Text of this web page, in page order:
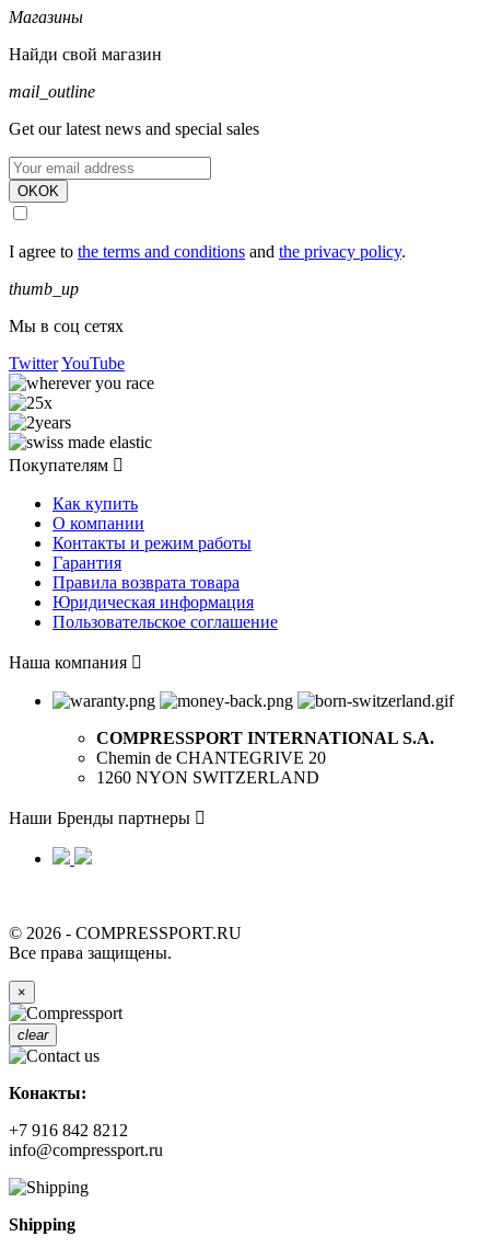
Магазины
Найди свой магазин
mail_outline
Get our latest news and special sales
OKOK
I agree to the terms and conditions and the privacy policy.
thumb_up
Мы в соц сетях
TwitterYouTube
Покупателям 
Как купить
О компании
Контакты и режим работы
Гарантия
Правила возврата товара
Юридическая информация
Пользовательское соглашение
Наша компания 
COMPRESSPORT INTERNATIONAL S.A.
Chemin de CHANTEGRIVE 20
1260 NYON SWITZERLAND
Наши Бренды партнеры 
© 2026 - COMPRESSPORT.RU
Все права защищены.
×
clear
Конакты:
+7 916 842 8212
info@compressport.ru
Shipping